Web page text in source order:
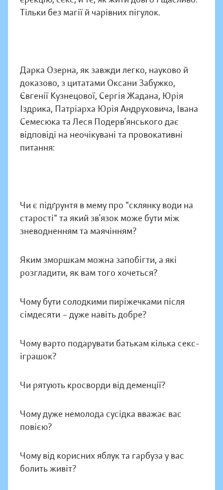
Тільки без магії й чарівних пігулок.
Дарка Озерна, як завжди легко, науково й
доказово, з цитатами Оксани Забужко,
Євгенії Кузнецової, Сергія Жадана, Юрія
Іздрика, Патріарха Юрія Андруховича, Івана
Семесюка та Леся Подерв’янського дає
відповіді на неочікувані та провокативні
питання:
Чи є підґрунтя в мему про "склянку води на
старості" та який зв’язок може бути між
зневодненням та маячінням?
Яким зморшкам можна запобігти, а які
розгладити, як вам того хочеться?
Чому бути солодкими пиріжечками після
сімдесяти – дуже навіть добре?
Чому варто подарувати батькам кілька секс-
іграшок?
Чи рятують кросворди від деменції?
Чому дуже немолода сусідка вважає вас
повією?
Чому від корисних яблук та гарбуза у вас
болить живіт?